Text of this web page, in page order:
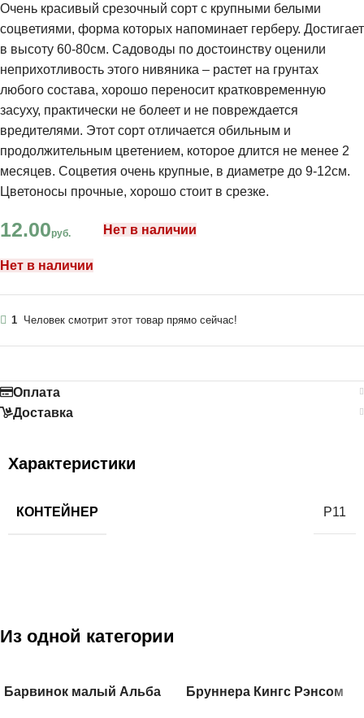
Очень красивый срезочный сорт с крупными белыми
соцветиями, форма которых напоминает герберу. Достигает
в высоту 60-80см. Садоводы по достоинству оценили
неприхотливость этого нивяника – растет на грунтах
любого состава, хорошо переносит кратковременную
засуху, практически не болеет и не повреждается
вредителями. Этот сорт отличается обильным и
продолжительным цветением, которое длится не менее 2
месяцев. Соцветия очень крупные, в диаметре до 9-12см.
Цветоносы прочные, хорошо стоит в срезке.
12.00руб. Нет в наличии
Нет в наличии
1 Человек смотрит этот товар прямо сейчас!
Оплата
Доставка
Характеристики
КОНТЕЙНЕР Р11
Из одной категории
Барвинок малый Альба Бруннера Кингс Рэнсом